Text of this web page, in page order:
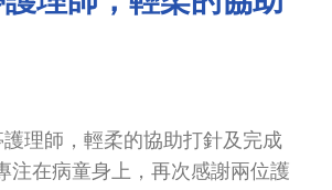
理師，輕柔的協助打針及完成
注在病童身上，再次感謝兩位護